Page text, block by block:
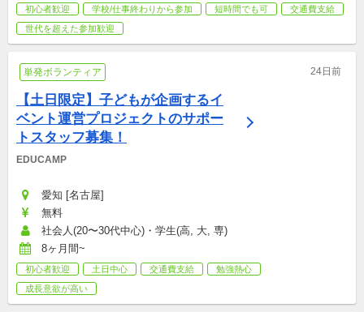
初心者歓迎 学校/仕事終わりから参加 短時間でも可
交通費支給
世代を超えた参加歓迎
単発ボランティア 24日前
【土日限定】子どもが企画するイ
ベント運営プロジェクトのサポー
トスタッフ募集！
EDUCAMP
愛知 [名古屋]
無料
社会人(20〜30代中心)・学生(高, 大, 専)
8ヶ月間~
初心者歓迎 土日中心 交通費支給
勉強熱心
成長意欲が高い